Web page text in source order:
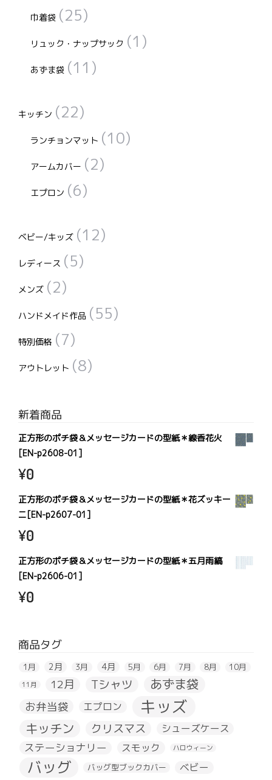
巾着袋 (25)
リュック・ナップサック (1)
あずま袋 (11)
キッチン (22)
ランチョンマット (10)
アームカバー (2)
エプロン (6)
ベビー/キッズ (12)
レディース (5)
メンズ (2)
ハンドメイド作品 (55)
特別価格 (7)
アウトレット (8)
新着商品
正方形のポチ袋＆メッセージカードの型紙＊線香花火
[EN-p2608-01]
¥0
正方形のポチ袋＆メッセージカードの型紙＊花ズッキー
ニ[EN-p2607-01]
¥0
正方形のポチ袋＆メッセージカードの型紙＊五月雨縞
[EN-p2606-01]
¥0
商品タグ
1月 2月 3月 4月 5月 6月 7月 8月 10月
11月 12月 Tシャツ あずま袋
お弁当袋 エプロン キッズ
キッチン クリスマス シューズケース
ステーショナリー スモック ハロウィーン
バッグ バッグ型ブックカバー ベビー